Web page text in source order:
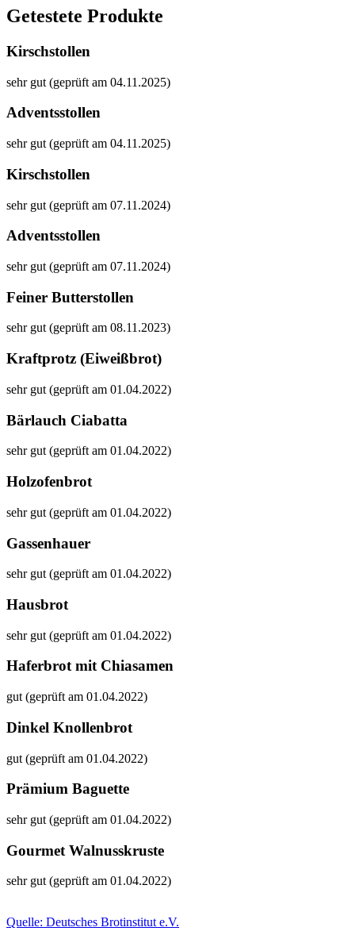
Getestete Produkte
Kirschstollen
sehr gut (geprüft am 04.11.2025)
Adventsstollen
sehr gut (geprüft am 04.11.2025)
Kirschstollen
sehr gut (geprüft am 07.11.2024)
Adventsstollen
sehr gut (geprüft am 07.11.2024)
Feiner Butterstollen
sehr gut (geprüft am 08.11.2023)
Kraftprotz (Eiweißbrot)
sehr gut (geprüft am 01.04.2022)
Bärlauch Ciabatta
sehr gut (geprüft am 01.04.2022)
Holzofenbrot
sehr gut (geprüft am 01.04.2022)
Gassenhauer
sehr gut (geprüft am 01.04.2022)
Hausbrot
sehr gut (geprüft am 01.04.2022)
Haferbrot mit Chiasamen
gut (geprüft am 01.04.2022)
Dinkel Knollenbrot
gut (geprüft am 01.04.2022)
Prämium Baguette
sehr gut (geprüft am 01.04.2022)
Gourmet Walnusskruste
sehr gut (geprüft am 01.04.2022)
Quelle: Deutsches Brotinstitut e.V.